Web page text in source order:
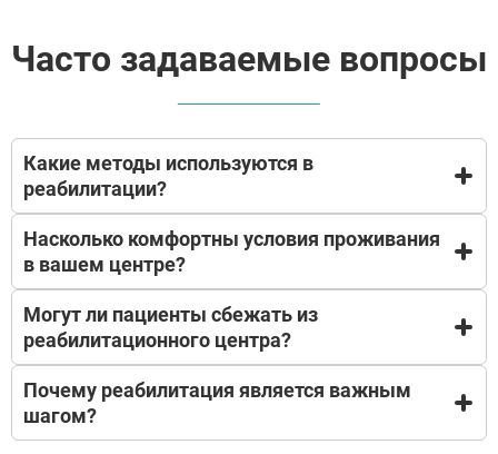
Часто задаваемые вопросы
Какие методы используются в
реабилитации?
В основе нашей реабилитационной программы
лежит доказательная психотерапия и
модифицированная
программа «12 шагов»
. Пациенты учатся жить без ПАВ (психоактивных
веществ), прорабатывают психотравмы, меняют
круг общения и проходят этап
социальной адаптации
, чтобы успешно вернуться в общество.
Насколько комфортны условия проживания
в вашем центре?
Наш центр работает строго в правовом поле, наша
деятельность полностью прозрачна не
противоречит законодательству, познакомиться с
фотоматериалами Вы можете на сайте.
Могут ли пациенты сбежать из
реабилитационного центра?
Мы не удерживаем людей против их воли, наш
реабилитационный центр – это не режимное
учреждение. Большое время мы уделяем
Почему реабилитация является важным
шагом?